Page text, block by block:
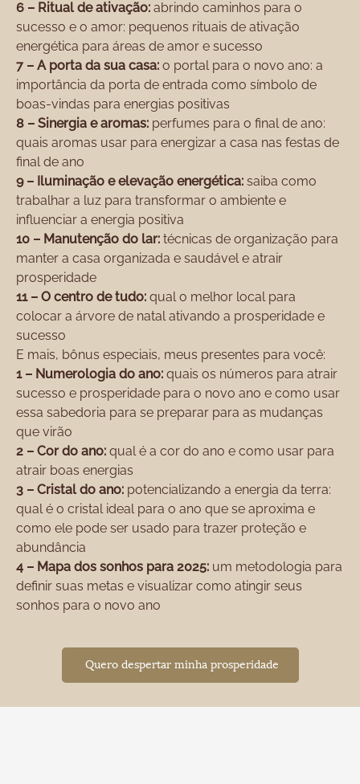
6 – Ritual de ativação: abrindo caminhos para o
sucesso e o amor: pequenos rituais de ativação
energética para áreas de amor e sucesso
7 – A porta da sua casa: o portal para o novo ano: a
importância da porta de entrada como símbolo de
boas-vindas para energias positivas
8 – Sinergia e aromas: perfumes para o final de ano:
quais aromas usar para energizar a casa nas festas de
final de ano
9 – Iluminação e elevação energética: saiba como
trabalhar a luz para transformar o ambiente e
influenciar a energia positiva
10 – Manutenção do lar: técnicas de organização para
manter a casa organizada e saudável e atrair
prosperidade
11 – O centro de tudo: qual o melhor local para
colocar a árvore de natal ativando a prosperidade e
sucesso
E mais, bônus especiais, meus presentes para você:
1 – Numerologia do ano: quais os números para atrair
sucesso e prosperidade para o novo ano e como usar
essa sabedoria para se preparar para as mudanças
que virão
2 – Cor do ano: qual é a cor do ano e como usar para
atrair boas energias
3 – Cristal do ano: potencializando a energia da terra:
qual é o cristal ideal para o ano que se aproxima e
como ele pode ser usado para trazer proteção e
abundância
4 – Mapa dos sonhos para 2025: um metodologia para
definir suas metas e visualizar como atingir seus
sonhos para o novo ano
Quero despertar minha prosperidade